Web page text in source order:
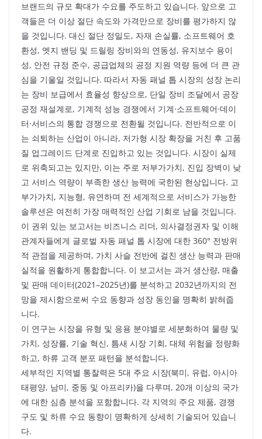
브랜드의 규모 확대가 수요를 주도하고 있습니다. 앞으로 고
객들은 더 이상 절단 속도와 가격만으로 장비를 평가하지 않
을 것입니다. 대신 절단 정밀도, 자재 손실률, 소프트웨어 호
환성, 엣지 밴딩 및 드릴링 장비와의 연동성, 유지보수 용이
성, 안전 규정 준수, 공급업체의 공정 지원 역량 등에 더 큰 관
심을 기울일 것입니다. 따라서 자동 패널 톱 시장의 성장 논리
는 장비 보급에서 효율성 향상으로, 단일 장비 조달에서 공장
공정 재설계로, 기계적 성능 경쟁에서 기계·소프트웨어·데이
터·서비스의 통합 경쟁으로 전환될 것입니다. 전반적으로 이
는 쇠퇴하는 산업이 아니라, 저가형 시장 확장을 거친 후 고품
질 업그레이드 단계로 진입하고 있는 것입니다. 시장이 실제
로 위축되고는 있지만, 이는 주로 저부가가치, 진입 장벽이 낮
고 서비스 역량이 부족한 생산 능력에 국한된 현상입니다. 고
부가가치, 지능형, 유연하며 전 세계적으로 서비스가 가능한
솔루션은 여전히 가장 매력적인 산업 기회로 남을 것입니다.
이 권위 있는 보고서는 비즈니스 리더, 의사결정권자 및 이해
관계자들에게 글로벌 자동 패널 톱 시장에 대한 360° 전방위
적 관점을 제공하며, 가치 사슬 전반에 걸친 생산 능력과 판매
실적을 원활하게 통합합니다. 이 보고서는 과거 생산량, 매출
및 판매 데이터(2021–2025년)를 분석하고 2032년까지의 전
망을 제시함으로써 수요 동향과 성장 동인을 명확히 밝혀줍
니다.
이 연구는 시장을 유형 및 응용 분야별로 세분화하여 물량 및
가치, 성장률, 기술 혁신, 틈새 시장 기회, 대체 위험을 정량화
하고, 하류 고객 분포 패턴을 분석합니다.
세부적인 지역별 통찰력은 5대 주요 시장(북미, 유럽, 아시아
태평양, 남미, 중동 및 아프리카)을 다루며, 20개 이상의 국가
에 대한 심층 분석을 포함합니다. 각 지역의 주요 제품, 경쟁
구도 및 하류 수요 동향이 명확하게 상세히 기술되어 있습니
다.